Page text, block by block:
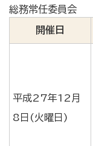
総務常任委員会
開催日
平成27年12月
8日(火曜日)